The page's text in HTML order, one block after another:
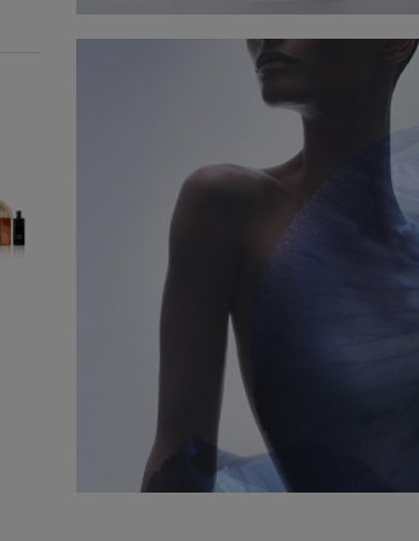
جربه
احصل على عينة مجانية مع طلبك من
لتجربه أولاً. استمتع باسترداد كامل
المبلغ إذا لم يعجبك.